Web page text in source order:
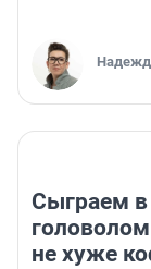
Сыграем в
не хуже